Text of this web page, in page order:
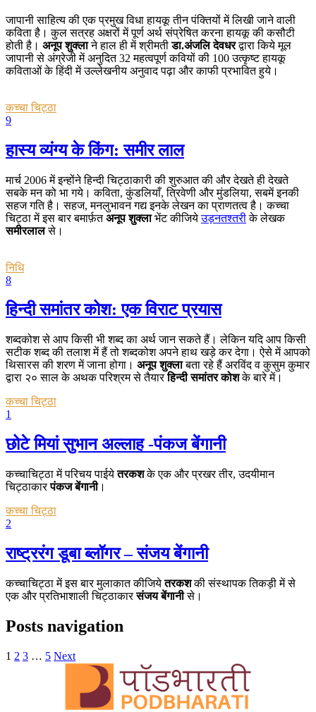
जापानी साहित्य की एक प्रमुख विधा हायकू तीन पंक्तियों में लिखी जाने वाली
कविता है। कुल सत्रह अक्षरों में पूर्ण अर्थ संप्रेषित करना हायकू की कसौटी
होती है। अनूप शुक्लाने हाल ही में श्रीमतीडा.अंजलि देवधरद्वारा किये मूल
जापानी से अंग्रेजी में अनुदित 32 महत्वपूर्ण कवियों की 100 उत्कृष्ट हायकू
कविताओं के हिंदी में उल्लेखनीय अनुवाद पढ़ा और काफी प्रभावित हुये।
कच्चा चिट्ठा
9
हास्य व्यंग्य के किंग: समीर लाल
मार्च 2006 में इन्होंने हिन्दी चिट्ठाकारी की शुरुआत की और देखते ही देखते
सबके मन को भा गये। कविता, कुंडलियाँ, त्रिवेणी और मुंडलिया, सबमें इनकी
सहज गति है। सहज, मनलुभावन गद्य इनके लेखन का प्राणतत्व है। कच्चा
चिट्ठा में इस बार बमार्फ़तअनूप शुक्लाभेंट कीजियेउड़नतश्तरीके लेखक
समीरलालसे।
निधि
8
हिन्दी समांतर कोश: एक विराट प्रयास
शब्दकोश से आप किसी भी शब्द का अर्थ जान सकते हैं। लेकिन यदि आप किसी
सटीक शब्द की तलाश में हैं तो शब्दकोश अपने हाथ खड़े कर देगा। ऐसे में आपको
थिसारस की शरण में जाना होगा। अनूप शुक्लाबता रहे हैं अरविंद व कुसुम कुमार
द्वारा २० साल के अथक परिश्रम से तैयारहिन्दी समांतर कोशके बारे में।
कच्चा चिट्ठा
1
छोटे मियां सुभान अल्लाह -पंकज बेंगानी
कच्चाचिट्ठा में परिचय पाईयेतरकशके एक और प्रखर तीर, उदयीमान
चिट्ठाकारपंकज बेंगानी।
कच्चा चिट्ठा
2
राष्ट्ररंग डूबा ब्लॉगर – संजय बेंगानी
कच्चाचिट्ठा में इस बार मुलाकात कीजियेतरकशकी संस्थापक तिकड़ी में से
एक और प्रतिभाशाली चिट्ठाकारसंजय बेंगानीसे।
Posts navigation
1 2 3 … 5 Next